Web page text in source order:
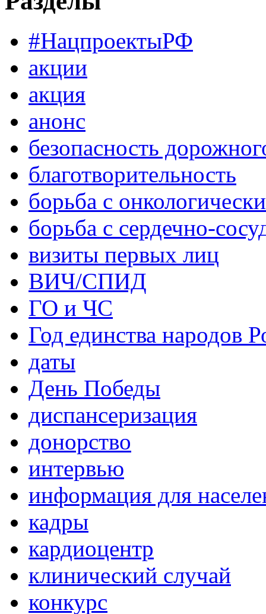
#НацпроектыРФ
акции
акция
анонс
безопасность
благотворительность
борьба с
борьба с сердечно-
визиты первых лиц
ВИЧ/СПИД
ГО и ЧС
Год единства народов
даты
День Победы
диспансеризация
донорство
интервью
информация для
кадры
кардиоцентр
клинический случай
конкурс